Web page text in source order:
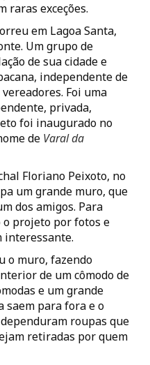
raras exceções.
em Lagoa Santa,
Um grupo de
de sua cidade e
independente de
Foi uma
privada,
foi inaugurado no
de Varal da
Floriano Peixoto, no
um grande muro, que
dos amigos. Para
o projeto por fotos e
interessante.
o muro, fazendo
de um cômodo de
e um grande
saem para fora e o
roupas que
retiradas por quem